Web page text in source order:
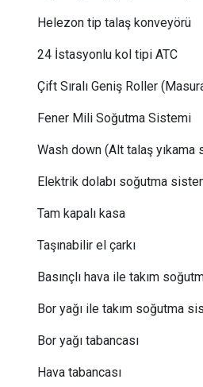
Helezon tip talaş konveyörü
24 İstasyonlu kol tipi ATC
Çift Sıralı Geniş Roller
Fener Mili Soğutma Sistemi
Wash down (Alt talaş yıkama
​Elektrik dolabı soğutma
Tam kapalı kasa
Taşınabilir el çarkı
Basınçlı hava ile takım
Bor yağı ile takım soğutma
Bor yağı tabancası
Hava tabancası